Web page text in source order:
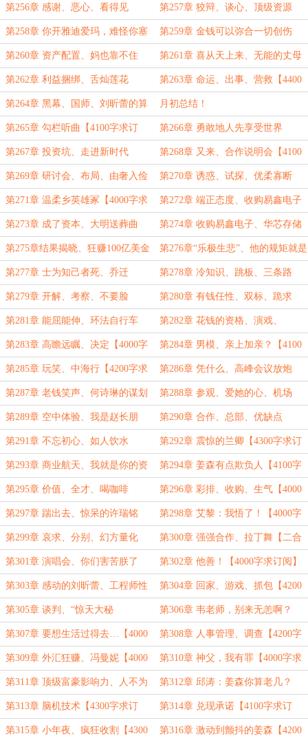
字求订阅】 字求订阅】
第256章 感谢、恶心、看得见
【4500字求订阅】
第257章 狡辩、谈心、顶级资源
【4000字求订阅】
第258章 你开雅迪爱玛，难怪你塞
车【4100字求订阅】
第259章 金钱可以弥合一切创伤
【3800字】
第260章 资产配置、妈也靠不住
【4300字求订阅】
第261章 喜从天上来、无能的丈母
娘【4300字求订阅】
第262章 利益捆绑、舌灿莲花
【4000字求订阅】
第263章 命运、出事、营救【4400
字求订阅】
第264章 黑幕、国师、刘昕蕾的算
计【二合一7200字求订阅求月票】
月初总结！
第265章 勾栏听曲【4100字求订
阅】
第266章 勇敢地人先享受世界
【4000字求订阅】
第267章 投资坑、走进新时代
【4000字求订阅】
第268章 又来、合作说明会【4100
字求订阅】
第269章 研讨会、布局、由奢入俭
难【4000字求订阅】
第270章 诱惑、试探、优柔寡断
【4000字求订阅】
第271章 温柔乡英雄冢【4000字求
订阅】
第272章 端正态度、收购易鑫电子
【4100字求订阅】
第273章 成了资本、大明送葬曲
【4000字求订阅】
第274章 收购易鑫电子、华芯存储
【4100字求订阅】
第275章结果揭晓、狂赚100亿美金
【二合一7400字】
第276章“乐极生悲”、他的规矩就是
规矩【4100字求订阅】
第277章 士为知己者死、乔迁
【4400字求订阅】
第278章 冷知识、跳板、三条路
【4000字求订阅】
第279章 开解、考察、不要脸
【4100字求订阅】
第280章 有钱任性、双标、跪求
【4000字求订阅】
第281章 能屈能伸、环法自行车
队、欲擒故纵【4900字求订阅】
第282章 花钱的资格、演戏、
第283章 高瞻远瞩、决定【4000字
求订阅】
第284章 男模、亲上加亲？【4100
字求订阅】
第285章 玩笑、中海行【4200字求
订阅】
第286章 凭什么、高峰会议放炮
【4300字求订阅】
第287章 老钱笑声、何诗琳的谋划
【4200字求订阅】
第288章 参观、爱她的心、机场
【4200字求订阅】
第289章 空中体验、我是赵长朋
【4100字求订阅】
第290章 合作、总部、优缺点
【4000字求订阅】
第291章 不忘初心、如人饮水
【4000字求订阅】
第292章 震惊的兰卿【4300字求订
阅】
第293章 商业航天、我就是你的资
本【4200字求订阅】
第294章 姜森有点欺负人【4100字
求订阅】
第295章 价值、全才、喝咖啡
【4200字求订阅】
第296章 彩排、收购、生气【4000
字求订阅】
第297章 踹出去、惊呆的许瑞铭
【4200求订阅】
第298章 艾黎：我悟了！【4000字
求订阅】
第299章 哀求、分别、幻方量化
【3800字求订阅】
第300章 强强合作、拉丁舞【二合
一6000字~】
第301章 演唱会、你们害苦朕了
【4000字求订阅】
第302章 他善！【4000字求订阅】
第303章 感动的刘昕蕾、工程师性
感【4000字求订阅】
第304章 回家、游戏、抓包【4200
字求订阅】
第305章 谈判、“惊天大秘
密”【4000字求订阅】
第306章 韦老师，别来无恙啊？
【4100字求订阅】
第307章 要想生活过得去…【4000
字求订阅】
第308章 人事管理、调查【4200字
求订阅】
第309章 外汇狂赚、冯曼妮【4000
字求订阅】
第310章 神父，我有罪【4000字求
订阅】
第311章 顶级富豪影响力、人不为
己【7000字二合一】
第312章 邱涛：姜森你算老几？
【4000字求订阅】
第313章 脑机技术【4300字求订
阅】
第314章 兑现承诺【4100字求订
阅】
第315章 小年夜、疯狂收割【4300 第316章 激动到颤抖的姜森【4200